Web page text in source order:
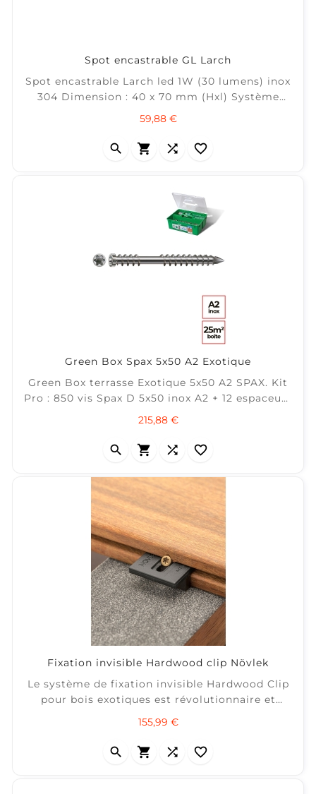
Spot encastrable GL Larch
Spot encastrable Larch led 1W (30 lumens) inox
304 Dimension : 40 x 70 mm (Hxl) Système
Plug &amp; Play 12v Garden Lights Permet un
éclairage en bas de mur ou massif
59,88 €Prix
   
Green Box Spax 5x50 A2 Exotique
Green Box terrasse Exotique 5x50 A2 SPAX. Kit
Pro : 850 vis Spax D 5x50 inox A2 + 12 espaceurs
de lames + 5 embouts T25 + 1 foret étagé. ± 25
m2 par boîte
215,88 €Prix
   
Fixation invisible Hardwood clip Növlek
Le système de fixation invisible Hardwood Clip
pour bois exotiques est révolutionnaire et
51.4. Utilisée sur les plus beaux chantiers depuis
plus de 10 ans, cette fixation a été approuvée
par les meilleurs !
155,99 €Prix
   